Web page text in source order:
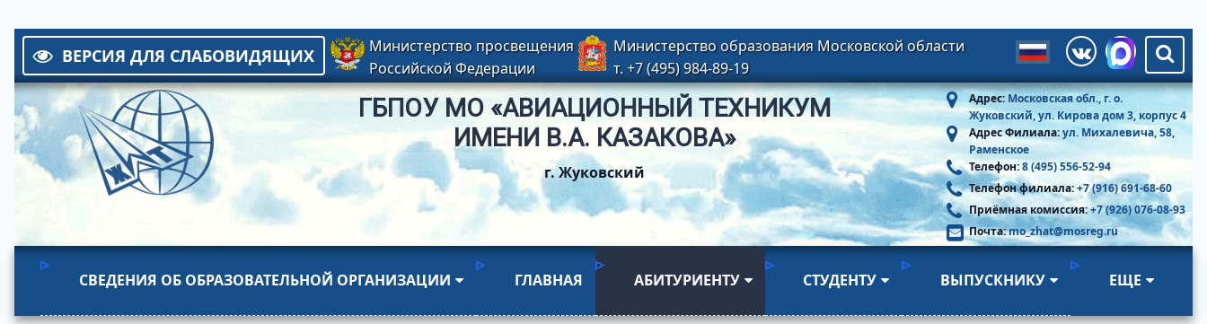
ВЕРСИЯ ДЛЯ СЛАБОВИДЯЩИХ
Министерство просвещения
Российской Федерации
Министерство образования Московской области
т. +7 (495) 984-89-19
ГБПОУ МО «АВИАЦИОННЫЙ ТЕХНИКУМ
ИМЕНИ В.А. КАЗАКОВА»
г. Жуковский
Адрес: Московская обл., г. о.
Жуковский, ул. Кирова дом 3, корпус 4
Адрес Филиала:ул. Михалевича, 58,
Раменское
Телефон:8 (495) 556-52-94
Телефон филиала:+7 (916) 691-68-60
Приёмная комиссия:+7 (926) 076-08-93
Почта:mo_zhat@mosreg.ru
СВЕДЕНИЯ ОБ ОБРАЗОВАТЕЛЬНОЙ ОРГАНИЗАЦИИ ГЛАВНАЯ АБИТУРИЕНТУ СТУДЕНТУ ВЫПУСКНИКУ ЕЩЕ